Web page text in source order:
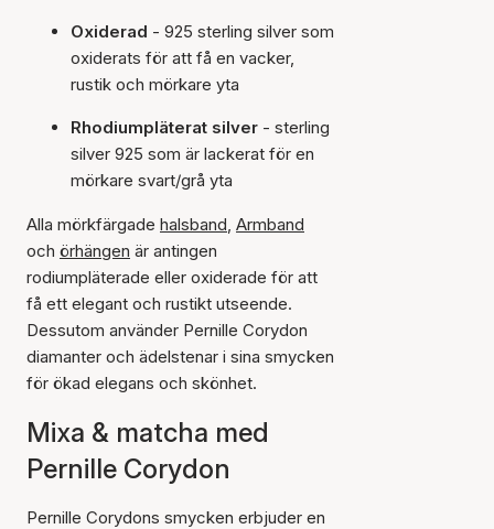
Oxiderad - 925 sterling silver som
oxiderats för att få en vacker,
rustik och mörkare yta
Rhodiumpläterat silver - sterling
silver 925 som är lackerat för en
mörkare svart/grå yta
Alla mörkfärgade halsband, Armband
och örhängen är antingen
rodiumpläterade eller oxiderade för att
få ett elegant och rustikt utseende.
Dessutom använder Pernille Corydon
diamanter och ädelstenar i sina smycken
för ökad elegans och skönhet.
Mixa & matcha med
Pernille Corydon
Pernille Corydons smycken erbjuder en